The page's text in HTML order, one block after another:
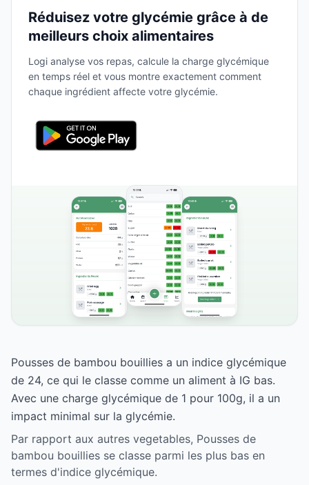
Réduisez votre glycémie grâce à de
meilleurs choix alimentaires
Logi analyse vos repas, calcule la charge glycémique
en temps réel et vous montre exactement comment
chaque ingrédient affecte votre glycémie.
Pousses de bambou bouillies a un indice glycémique
de 24, ce qui le classe comme un aliment à IG bas.
Avec une charge glycémique de 1 pour 100g, il a un
impact minimal sur la glycémie.
Par rapport aux autres vegetables, Pousses de
bambou bouillies se classe parmi les plus bas en
termes d'indice glycémique.